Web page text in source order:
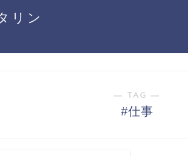
リン
― TAG ―
#仕事